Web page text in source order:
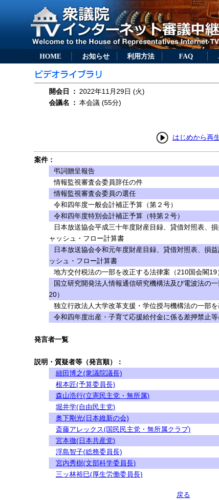
HOME お知らせ 利用方法 FAQ
開会日 ： 2022年11月29日 (火)
会議名
： 本会議 (55分)
はじめから再
案件：
弔詞贈呈報告
情報監視審査会委員辞任の件
情報監視審査会委員の選任
令和四年度一般会計補正予算（第２号）
令和四年度特別会計補正予算（特第２号）
日本放送協会平成三十年度財産目録、貸借対照表、
ャッシュ・フロー計算書
日本放送協会令和元年度財産目録、貸借対照表、損
ッシュ・フロー計算書
地方交付税法の一部を改正する法律案（210国会閣19
国立研究開発法人情報通信研究機構法及び電波法の
20）
独立行政法人大学改革支援・学位授与機構法の一部
令和四年度出産・子育て応援給付金に係る差押禁止
発言者一覧
説明・質疑者等（発言順）：
細田博之(衆議院議長)
根本匠(予算委員長)
森山浩行(立憲民主党・無所属)
堀井学(自由民主党)
奥下剛光(日本維新の会)
斎藤アレックス(国民民主党・無所属クラブ)
宮本徹(日本共産党)
浮島智子(総務委員長)
宮内秀樹(文部科学委員長)
三ッ林裕巳(厚生労働委員長)
戻る